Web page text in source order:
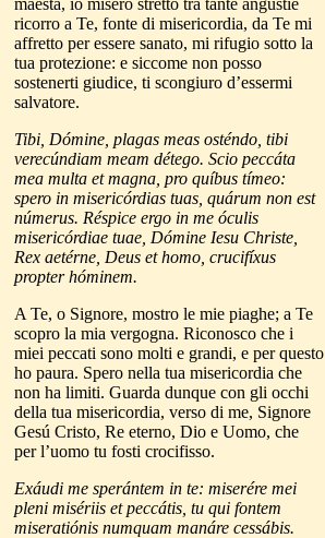
maestà, io misero stretto tra tante angustie
ricorro a Te, fonte di misericordia, da Te mi
affretto per essere sanato, mi rifugio sotto la
tua protezione: e siccome non posso
sostenerti giudice, ti scongiuro d’essermi
salvatore.
Tibi, Dómine, plagas meas osténdo, tibi
verecúndiam meam détego. Scio peccáta
mea multa et magna, pro quíbus tímeo:
spero in misericórdias tuas, quárum non est
númerus. Réspice ergo in me óculis
misericórdiae tuae, Dómine Iesu Christe,
Rex aetérne, Deus et homo, crucifíxus
propter hóminem.
A Te, o Signore, mostro le mie piaghe; a Te
scopro la mia vergogna. Riconosco che i
miei peccati sono molti e grandi, e per questo
ho paura. Spero nella tua misericordia che
non ha limiti. Guarda dunque con gli occhi
della tua misericordia, verso di me, Signore
Gesú Cristo, Re eterno, Dio e Uomo, che
per l’uomo tu fosti crocifisso.
Exáudi me sperántem in te: miserére mei
pleni misériis et peccátis, tu qui fontem
miseratiónis numquam manáre cessábis.